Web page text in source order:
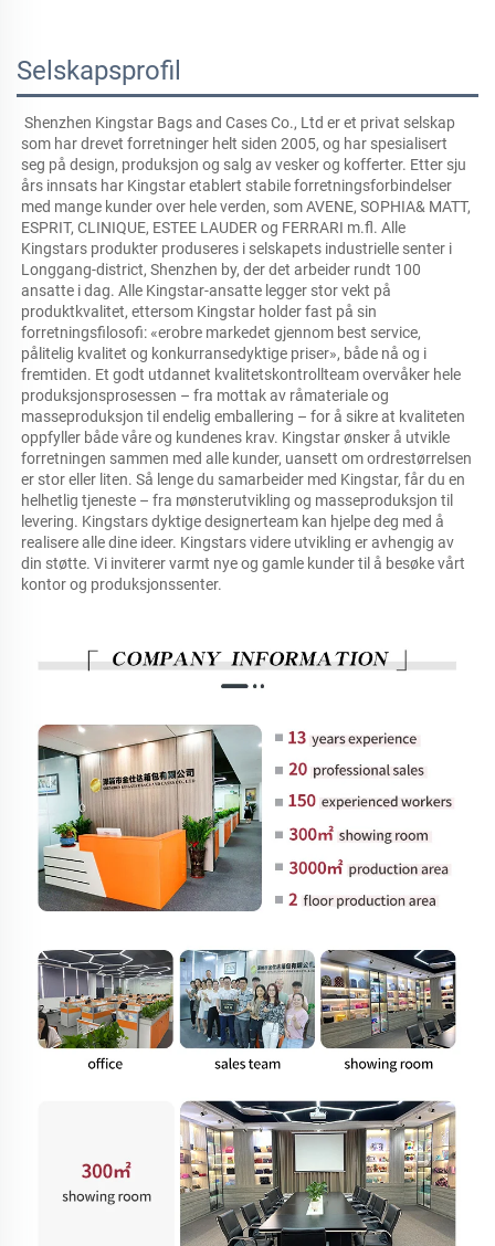
Selskapsprofil
Shenzhen Kingstar Bags and Cases Co., Ltd er et privat selskap
som har drevet forretninger helt siden 2005, og har spesialisert
seg på design, produksjon og salg av vesker og kofferter. Etter sju
års innsats har Kingstar etablert stabile forretningsforbindelser
med mange kunder over hele verden, som AVENE, SOPHIA& MATT,
ESPRIT, CLINIQUE, ESTEE LAUDER og FERRARI m.fl. Alle
Kingstars produkter produseres i selskapets industrielle senter i
Longgang-district, Shenzhen by, der det arbeider rundt 100
ansatte i dag. Alle Kingstar-ansatte legger stor vekt på
produktkvalitet, ettersom Kingstar holder fast på sin
forretningsfilosofi: «erobre markedet gjennom best service,
pålitelig kvalitet og konkurransedyktige priser», både nå og i
fremtiden. Et godt utdannet kvalitetskontrollteam overvåker hele
produksjonsprosessen – fra mottak av råmateriale og
masseproduksjon til endelig emballering – for å sikre at kvaliteten
oppfyller både våre og kundenes krav. Kingstar ønsker å utvikle
forretningen sammen med alle kunder, uansett om ordrestørrelsen
er stor eller liten. Så lenge du samarbeider med Kingstar, får du en
helhetlig tjeneste – fra mønsterutvikling og masseproduksjon til
levering. Kingstars dyktige designerteam kan hjelpe deg med å
realisere alle dine ideer. Kingstars videre utvikling er avhengig av
din støtte. Vi inviterer varmt nye og gamle kunder til å besøke vårt
kontor og produksjonssenter.